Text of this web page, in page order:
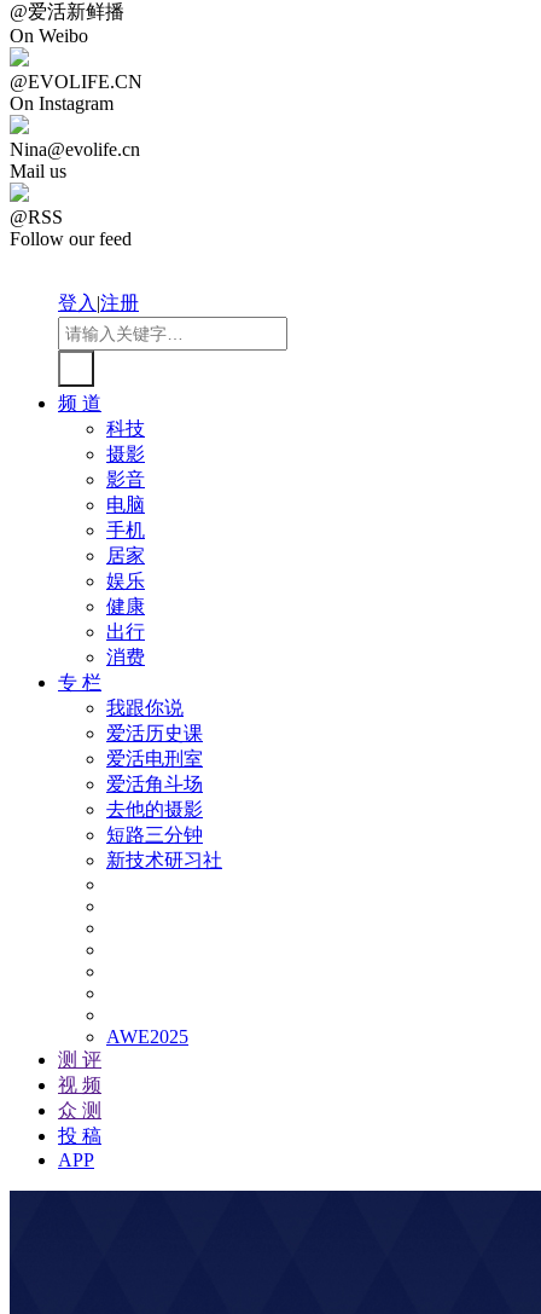
@爱活新鲜播
On Weibo
@EVOLIFE.CN
On Instagram
Nina@evolife.cn
Mail us
@RSS
Follow our feed
登入|注册
频 道
科技
摄影
影音
电脑
手机
居家
娱乐
健康
出行
消费
专 栏
我跟你说
爱活历史课
爱活电刑室
爱活角斗场
去他的摄影
短路三分钟
新技术研习社
AWE2025
测 评
视 频
众 测
投 稿
APP